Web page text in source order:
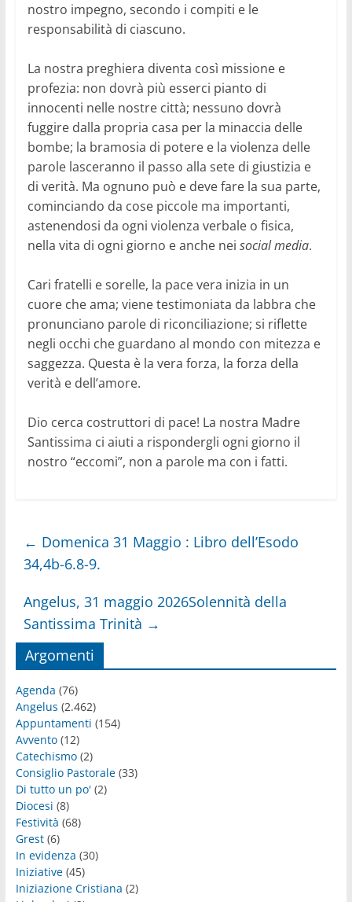
nostro impegno, secondo i compiti e le
responsabilità di ciascuno.
La nostra preghiera diventa così missione e
profezia: non dovrà più esserci pianto di
innocenti nelle nostre città; nessuno dovrà
fuggire dalla propria casa per la minaccia delle
bombe; la bramosia di potere e la violenza delle
parole lasceranno il passo alla sete di giustizia e
di verità. Ma ognuno può e deve fare la sua parte,
cominciando da cose piccole ma importanti,
astenendosi da ogni violenza verbale o fisica,
nella vita di ogni giorno e anche nei social media.
Cari fratelli e sorelle, la pace vera inizia in un
cuore che ama; viene testimoniata da labbra che
pronunciano parole di riconciliazione; si riflette
negli occhi che guardano al mondo con mitezza e
saggezza. Questa è la vera forza, la forza della
verità e dell’amore.
Dio cerca costruttori di pace! La nostra Madre
Santissima ci aiuti a rispondergli ogni giorno il
nostro “eccomi”, non a parole ma con i fatti.
← Domenica 31 Maggio : Libro dell’Esodo
34,4b-6.8-9.
Angelus, 31 maggio 2026Solennità della
Santissima Trinità →
Argomenti
Agenda (76)
Angelus (2.462)
Appuntamenti (154)
Avvento(12)
Catechismo(2)
Consiglio Pastorale(33)
Di tutto un po'(2)
Diocesi (8)
Festività (68)
Grest(6)
In evidenza (30)
Iniziative(45)
Iniziazione Cristiana (2)